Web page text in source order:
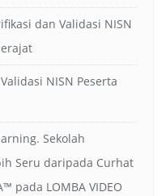
dan Validasi NISN
NISN Peserta
Sekolah
Seru daripada Curhat
pada LOMBA VIDEO